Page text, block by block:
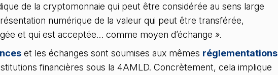
de la cryptomonnaie qui peut être considérée au sens large
numérique de la valeur qui peut être transférée,
et qui est acceptée… comme moyen d’échange ».
et les échanges sont soumises aux mêmes réglementations
financières sous la 4AMLD. Concrètement, cela implique